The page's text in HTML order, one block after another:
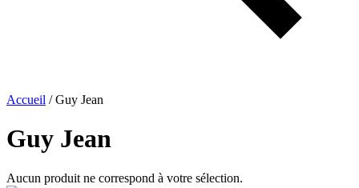
Accueil / Guy Jean
Guy Jean
Aucun produit ne correspond à votre sélection.